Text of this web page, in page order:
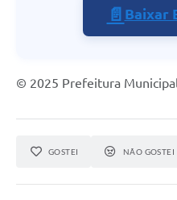
📄 Baixar
© 2025 Prefeitura
GOSTEI NÃO GOSTEI